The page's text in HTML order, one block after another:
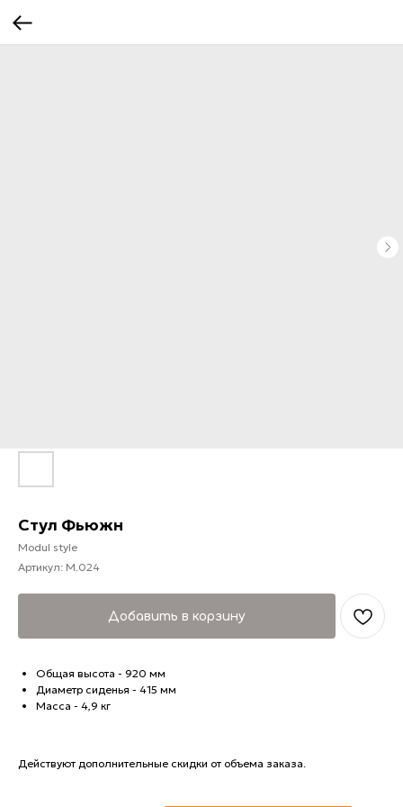
Стул Фьюжн
Modul style
Артикул: M.024
Добавить в корзину
Общая высота - 920 мм
Диаметр сиденья - 415 мм
Масса - 4,9 кг
Действуют дополнительные скидки от объема заказа.